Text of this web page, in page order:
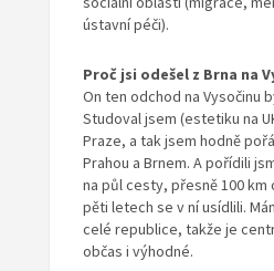
ústavní péči).
Proč jsi odešel z Brna na
On ten odchod na Vysočinu
Studoval jsem (estetiku na
Praze, a tak jsem hodně
Prahou a Brnem. A pořídili
na půl cesty, přesně 100 km
pěti letech se v ní usídlili.
celé republice, takže je
občas i výhodné.